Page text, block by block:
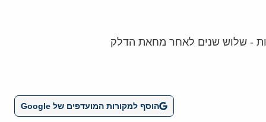
- שלוש שנים לאחר מחאת הדלק
הוסף למקורות המועדפים של Google